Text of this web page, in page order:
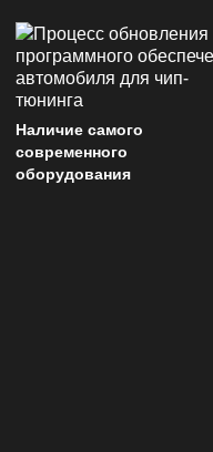
Наличие самого
современного
оборудования